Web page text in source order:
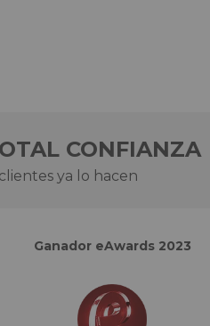
CONFIANZA
ya lo hacen
Ganador eAwards 2023